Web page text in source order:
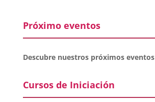
Próximo eventos
Descubre nuestros próximos eventos
Cursos de Iniciación